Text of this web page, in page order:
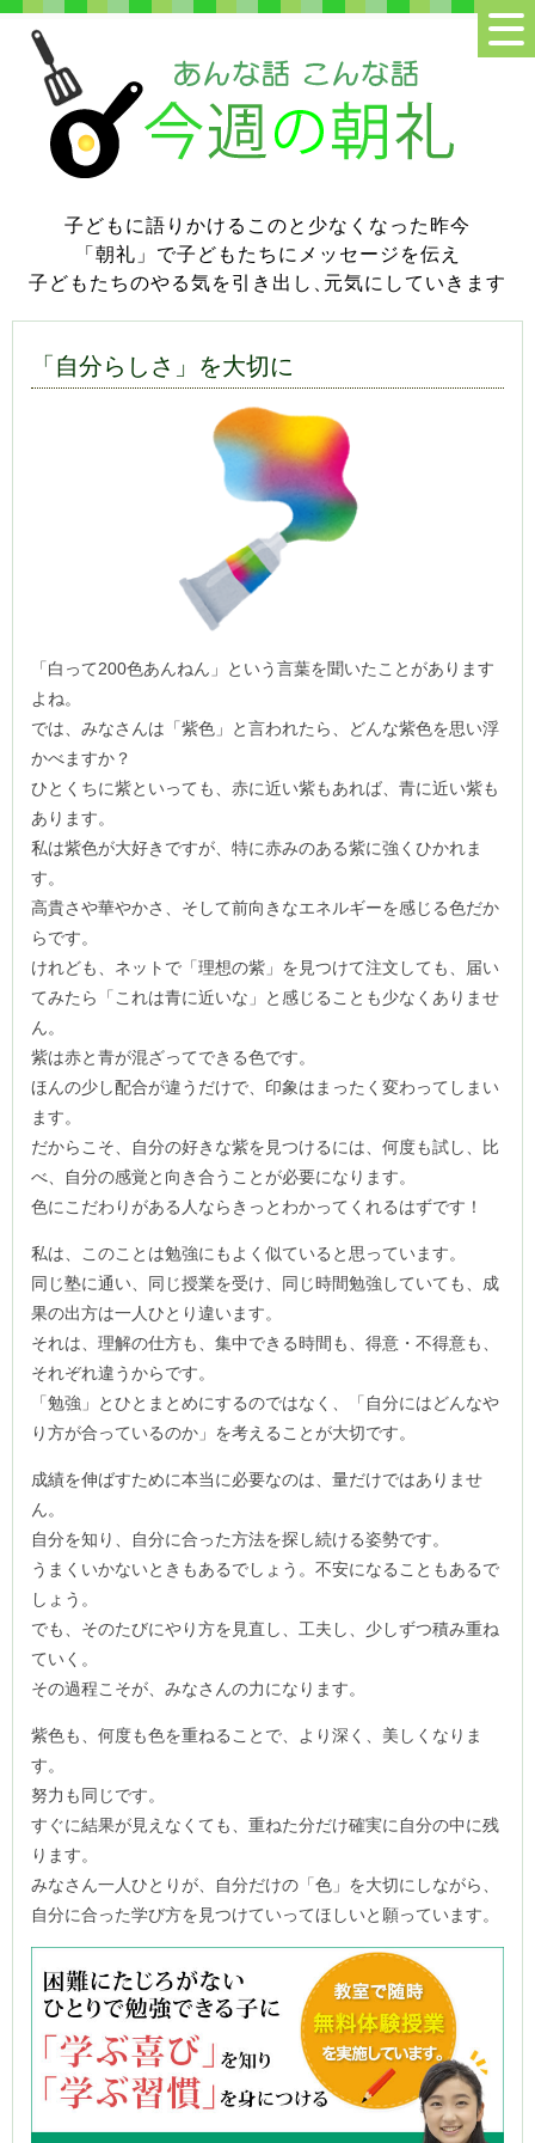
子どもに語りかけるこのと少なくなった昨今
「朝礼」で子どもたちにメッセージを伝え
子どもたちのやる気を引き出し
元気にしていきます
「自分らしさ」を大切に
「白って200色あんねん」という言葉を聞いたことがあります
よね。
では、みなさんは「紫色」と言われたら、どんな紫色を思い浮
かべますか？
ひとくちに紫といっても、赤に近い紫もあれば、青に近い紫も
あります。
私は紫色が大好きですが、特に赤みのある紫に強くひかれま
す。
高貴さや華やかさ、そして前向きなエネルギーを感じる色だか
らです。
けれども、ネットで「理想の紫」を見つけて注文しても、届い
てみたら「これは青に近いな」と感じることも少なくありませ
ん。
紫は赤と青が混ざってできる色です。
ほんの少し配合が違うだけで、印象はまったく変わってしまい
ます。
だからこそ、自分の好きな紫を見つけるには、何度も試し、比
べ、自分の感覚と向き合うことが必要になります。
色にこだわりがある人ならきっとわかってくれるはずです！
私は、このことは勉強にもよく似ていると思っています。
同じ塾に通い、同じ授業を受け、同じ時間勉強していても、成
果の出方は一人ひとり違います。
それは、理解の仕方も、集中できる時間も、得意・不得意も、
それぞれ違うからです。
「勉強」とひとまとめにするのではなく、「自分にはどんなや
り方が合っているのか」を考えることが大切です。
成績を伸ばすために本当に必要なのは、量だけではありませ
ん。
自分を知り、自分に合った方法を探し続ける姿勢です。
うまくいかないときもあるでしょう。不安になることもあるで
しょう。
でも、そのたびにやり方を見直し、工夫し、少しずつ積み重ね
ていく。
その過程こそが、みなさんの力になります。
紫色も、何度も色を重ねることで、より深く、美しくなりま
す。
努力も同じです。
すぐに結果が見えなくても、重ねた分だけ確実に自分の中に残
ります。
みなさん一人ひとりが、自分だけの「色」を大切にしながら、
自分に合った学び方を見つけていってほしいと願っています。